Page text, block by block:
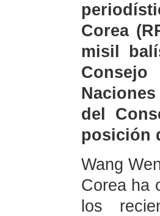
Corea
misil
del
posición
Wang
Corea ha
los